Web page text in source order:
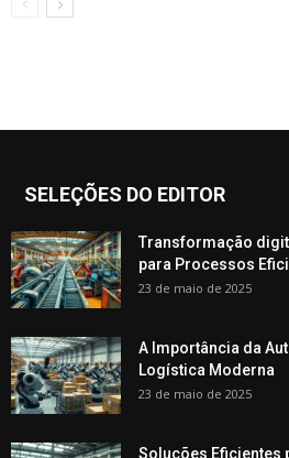
SELEÇÕES DO EDITOR
Transformação
para Processos
23 de maio de 2025
A Importância da
Logística Moderna
23 de maio de 2025
Soluções Eficientes